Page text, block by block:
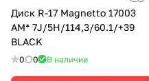
Диск R-17 Magnetto 17003
АМ* 7J/5H/114,3/60.1/+39
BLACK
0 0 В наличии